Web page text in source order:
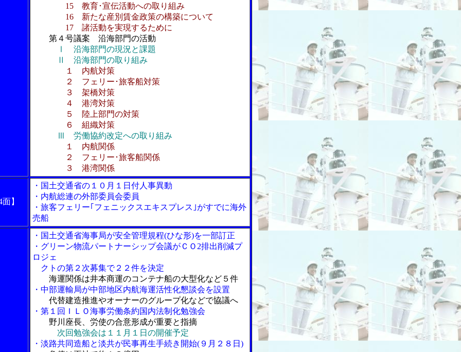
15 教育･宣伝活動への取り組み
16 新たな産別賃金政策の構築について
17 諸活動を実現するために
第４号議案 沿海部門の活動
Ⅰ 沿海部門の現況と課題
Ⅱ 沿海部門の取り組み
１ 内航対策
２ フェリー･旅客船対策
３ 架橋対策
４ 港湾対策
５ 陸上部門の対策
６ 組織対策
Ⅲ 労働協約改定への取り組み
１ 内航関係
２ フェリー･旅客船関係
３ 港湾関係
】
・国土交通省の１０月１日付人事異動
・内航総連の外部委員会委員
・旅客フェリー｢フェニックスエキスプレス｣がすでに海外
売船
・国土交通省海事局が安全管理規程(ひな形)を一部訂正
・グリーン物流パートナーシップ会議がＣＯ2排出削減プ
ロジェ
クトの第２次募集で２２件を決定
海運関係は井本商運のコンテナ船の大型化など５件
・中部運輸局が中部地区内航海運活性化懇談会を設置
代替建造推進やオーナーのグループ化などで協議へ
・第１回ＩＬＯ海事労働条約国内法制化勉強会
野川座長、労使の合意形成が重要と指摘
次回勉強会は１１月１日の開催予定
・淡路共同造船と淡共が民事再生手続き開始(９月２８日)